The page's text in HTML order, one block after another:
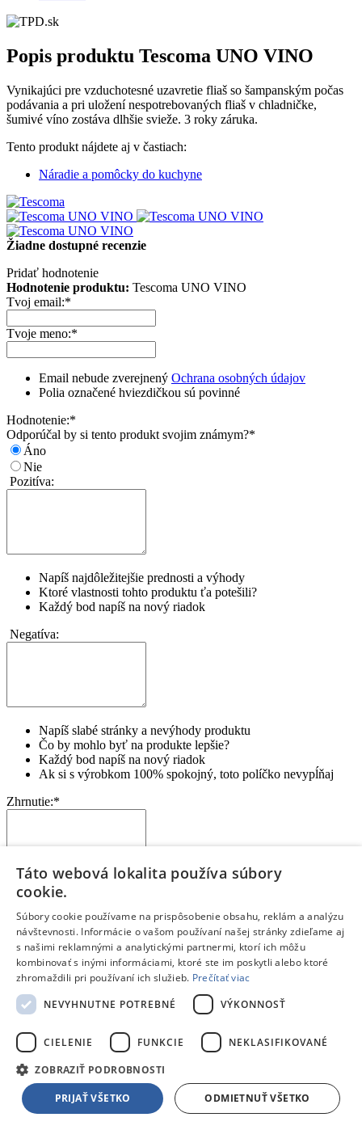
Popis produktu Tescoma UNO VINO
Vynikajúci pre vzduchotesné uzavretie fliaš so šampanským počas
podávania a pri uložení nespotrebovaných fliaš v chladničke,
šumivé víno zostáva dlhšie svieže. 3 roky záruka.
Tento produkt nájdete aj v častiach:
Náradie a pomôcky do kuchyne
Žiadne dostupné recenzie
Pridať hodnotenie
Hodnotenie produktu: Tescoma UNO VINO
Tvoj email:*
Tvoje meno:*
Email nebude zverejnený Ochrana osobných údajov
Polia označené hviezdičkou sú povinné
Hodnotenie:*
Odporúčal by si tento produkt svojim známym?*
Áno
Nie
Pozitíva:
Napíš najdôležitejšie prednosti a výhody
Ktoré vlastnosti tohto produktu ťa potešili?
Každý bod napíš na nový riadok
Negatíva:
Napíš slabé stránky a nevýhody produktu
Čo by mohlo byť na produkte lepšie?
Každý bod napíš na nový riadok
Ak si s výrobkom 100% spokojný, toto políčko nevypĺňaj
Zhrnutie:*
Kúpil by si si tento produkt znova? Alebo by si zvažoval iný?
Prečo?
Aký je tvoj celkový pocit z používania produktu?
Na čo je potrebné pri kúpe myslieť?
Pre akého zákazníka je tento produkt vhodný?
Odoslať hodnotenie
Ďakujeme, tvoje hodnotenie bolo odoslané.
Zvážte aj iné možnosti
Produkty z tejto série
Tescoma UNO VINO
Skladom 3 kusy
4,50 €
Táto webová lokalita používa súbory
cookie.
Súbory cookie používame na prispôsobenie obsahu, reklám a analýzu
návštevnosti. Informácie o vašom používaní našej stránky zdieľame aj
s našimi reklamnými a analytickými partnermi, ktorí ich môžu
kombinovať s inými informáciami, ktoré ste im poskytli alebo ktoré
zhromaždili pri používaní ich služieb. Prečítať viac
NEVYHNUTNE POTREBNÉ
VÝKONNOSŤ
CIELENIE FUNKCIE NEKLASIFIKOVANÉ
ZOBRAZIŤ PODROBNOSTI
PRIJAŤ VŠETKO ODMIETNUŤ VŠETKO